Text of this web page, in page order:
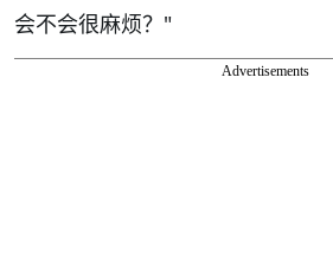
会不会很麻烦？"
Advertisements